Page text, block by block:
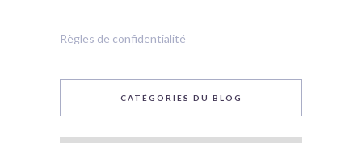
Règles de confidentialité
CATÉGORIES DU BLOG